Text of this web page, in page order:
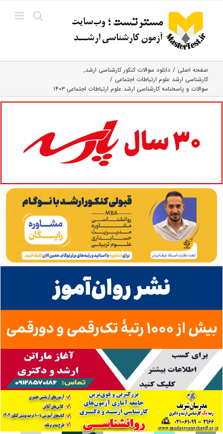
content
صفحه اصلی
دانلود سوالات کنکور کارشناسی ارشد
کارشناسی ارشد علوم ارتباطات اجتماعی
سوالات و پاسخنامه کارشناسی ارشد علوم ارتباطات اجتماعی ۱۴۰۳